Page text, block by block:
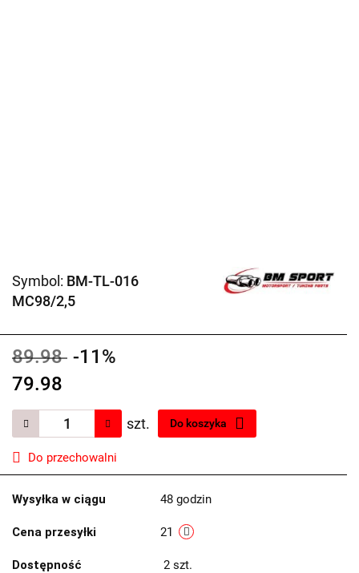
Symbol: BM-TL-016
MC98/2,5
89.98 -11%
79.98
szt. Do koszyka
Do przechowalni
Wysyłka w ciągu 48 godzin
Cena przesyłki 21
Dostępność 2 szt.